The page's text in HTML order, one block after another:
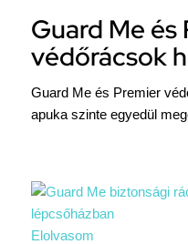
Guard Me és
védőrácsok
Guard Me és Premier
apuka szinte egyedül
Elolvasom